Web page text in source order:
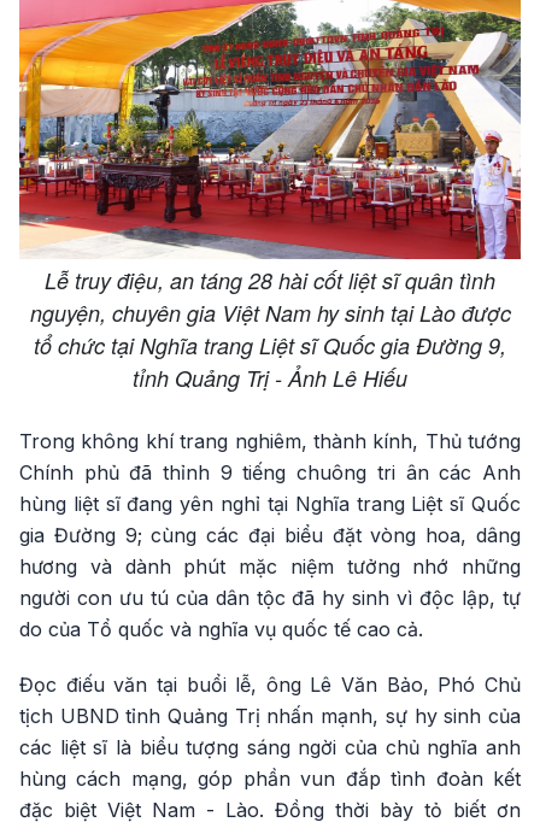
Lễ truy điệu, an táng 28 hài cốt liệt sĩ quân tình
nguyện, chuyên gia Việt Nam hy sinh tại Lào được
tổ chức tại Nghĩa trang Liệt sĩ Quốc gia Đường 9,
tỉnh Quảng Trị - Ảnh Lê Hiếu
Trong không khí trang nghiêm, thành kính, Thủ tướng
Chính phủ đã thỉnh 9 tiếng chuông tri ân các Anh
hùng liệt sĩ đang yên nghỉ tại Nghĩa trang Liệt sĩ Quốc
gia Đường 9; cùng các đại biểu đặt vòng hoa, dâng
hương và dành phút mặc niệm tưởng nhớ những
người con ưu tú của dân tộc đã hy sinh vì độc lập, tự
do của Tổ quốc và nghĩa vụ quốc tế cao cả.
Đọc điếu văn tại buổi lễ, ông Lê Văn Bảo, Phó Chủ
tịch UBND tỉnh Quảng Trị nhấn mạnh, sự hy sinh của
các liệt sĩ là biểu tượng sáng ngời của chủ nghĩa anh
hùng cách mạng, góp phần vun đắp tình đoàn kết
đặc biệt Việt Nam - Lào. Đồng thời bày tỏ biết ơn